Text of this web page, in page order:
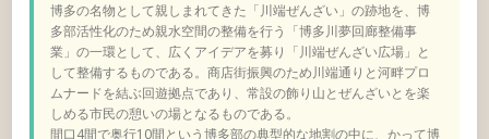
博多の名物として親しまれてきた「川端ぜんざい」の跡地を、博
多部活性化のため親水空間の整備を行う「博多川夢回廊整備事
業」の一環として、広くアイデアを募り「川端ぜんざい広場」と
して整備するものである。商店街振興のため川端通りと河畔プロ
ムナードを結ぶ回遊拠点であり、常設の飾り山とぜんざいとを楽
しめる市民の憩いの場となるものである。
間口4間で奥行10間という博多部の典型的な地割の中に、かって博